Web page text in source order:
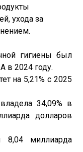
ухода за
гигиены был
в 2024 году.
на 5,21% с 2025
34,09% в
долларов
8,04 миллиарда